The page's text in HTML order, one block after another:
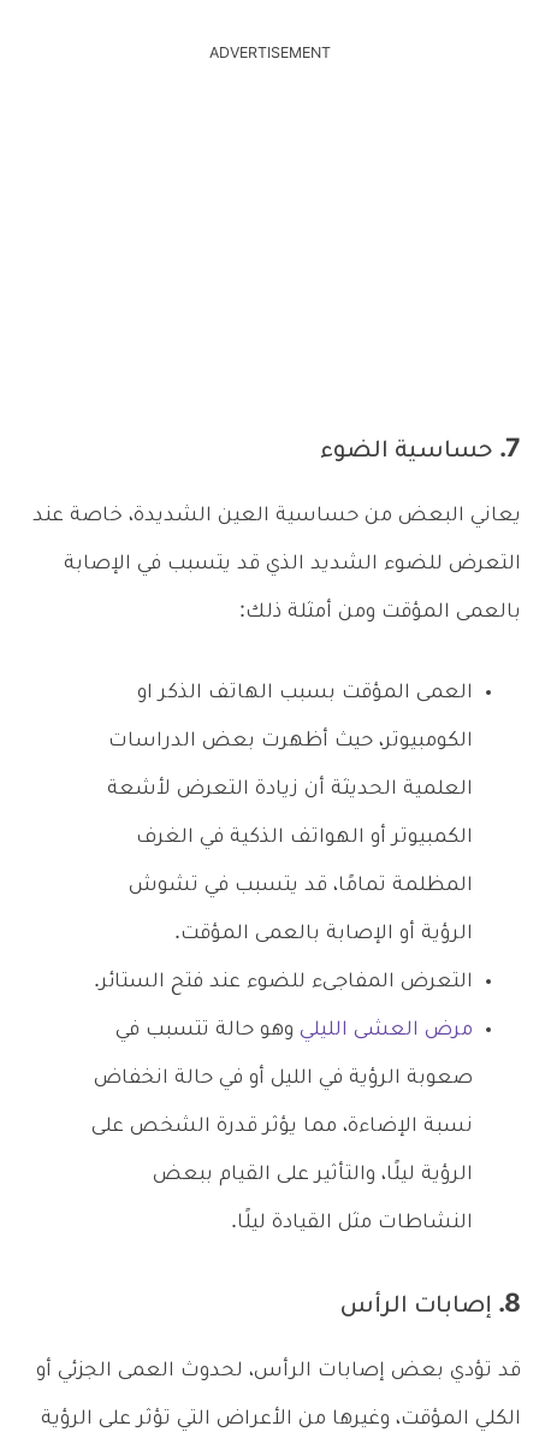
ADVERTISEMENT
7. حساسية الضوء
يعاني البعض من حساسية العين الشديدة، خاصة عند
التعرض للضوء الشديد الذي قد يتسبب في الإصابة
بالعمى المؤقت ومن أمثلة ذلك:
العمى المؤقت بسبب الهاتف الذكر او
الكومبيوتر، حيث أظهرت بعض الدراسات
العلمية الحديثة أن زيادة التعرض لأشعة
الكمبيوتر أو الهواتف الذكية في الغرف
المظلمة تمامًا، قد يتسبب في تشوش
الرؤية أو الإصابة بالعمى المؤقت.
التعرض المفاجىء للضوء عند فتح الستائر.
مرض العشى الليلي وهو حالة تتسبب في
صعوبة الرؤية في الليل أو في حالة انخفاض
نسبة الإضاءة، مما يؤثر قدرة الشخص على
الرؤية ليلًا، والتأثير على القيام ببعض
النشاطات مثل القيادة ليلًا.
8. إصابات الرأس
قد تؤدي بعض إصابات الرأس، لحدوث العمى الجزئي أو
الكلي المؤقت، وغيرها من الأعراض التي تؤثر على الرؤية